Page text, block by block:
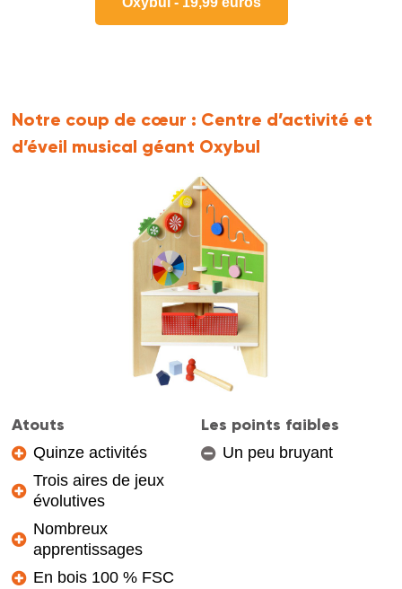
Notre coup de cœur : Centre d’activité et
d’éveil musical géant Oxybul
Atouts
Quinze activités
Trois aires de jeux
évolutives
Nombreux
apprentissages
En bois 100 % FSC
Les points faibles
Un peu bruyant